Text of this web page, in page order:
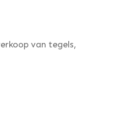
van tegels,